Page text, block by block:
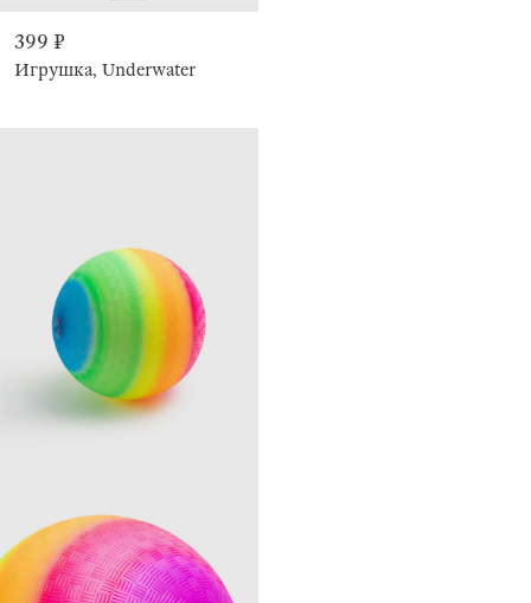
399 ₽
Игрушка, Underwater